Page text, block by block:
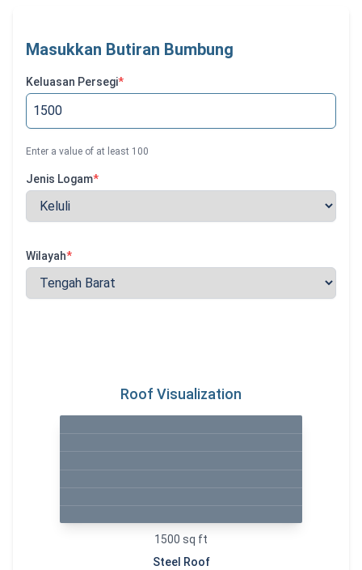
Masukkan Butiran Bumbung
Keluasan Persegi*
Enter a value of at least 100
Jenis Logam*
Wilayah*
Roof Visualization
1500 sq ft
Steel Roof